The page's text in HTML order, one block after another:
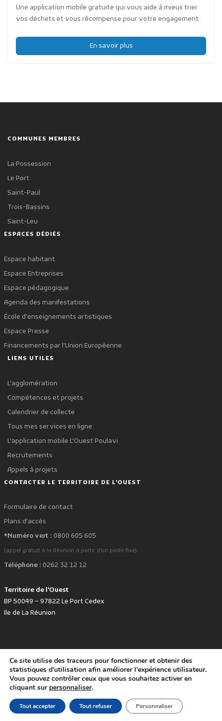
Une application mobile gratuite qui vous aide à mieux trier
vos déchets et vous récompense pour votre engagement.
En savoir plus
COMMUNES MEMBRES
La Possession
Le Port
Saint-Paul
Trois-Bassins
Saint-Leu
ESPACES DÉDIÉS
Espace habitant
Espace Entreprises
Espace pédagogique
Agenda des manifestations
École d'enseignements artistiques
Espace Presse
Financements par l'Union Européenne
LIENS UTILES
L'agglomération
Compétences et projets
Calendrier de collecte
Tous mes services en ligne
L'application mobile L'Ouest Poulavi
Recrutements
Appels à projets
CONTACTER LE TERRITOIRE DE L'OUEST
Formulaire de contact
Plans d'accès
*Numéro vert : 0800 605 605
(appel gratuit à la Réunion à partir d'un poste fixe).
Téléphone : 0262 32 12 12
Territoire de l'Ouest
BP 50049 – 97822 Le Port Cedex
Ile de La Réunion
Développé avec favoritepar le Territoire de l'Ouest © www.tco.re -2026.
Politique de protection des données personnelles
Mentions légales
Accessibilité : non conforme
Ce site utilise des traceurs pour fonctionner et obtenir des
statistiques d'utilisation afin améliorer l'expérience utilisateur.
Vous pouvez contrôler ceux que vous souhaitez activer en
cliquant sur personnaliser.
Tout accepter Tout refuser Personnaliser